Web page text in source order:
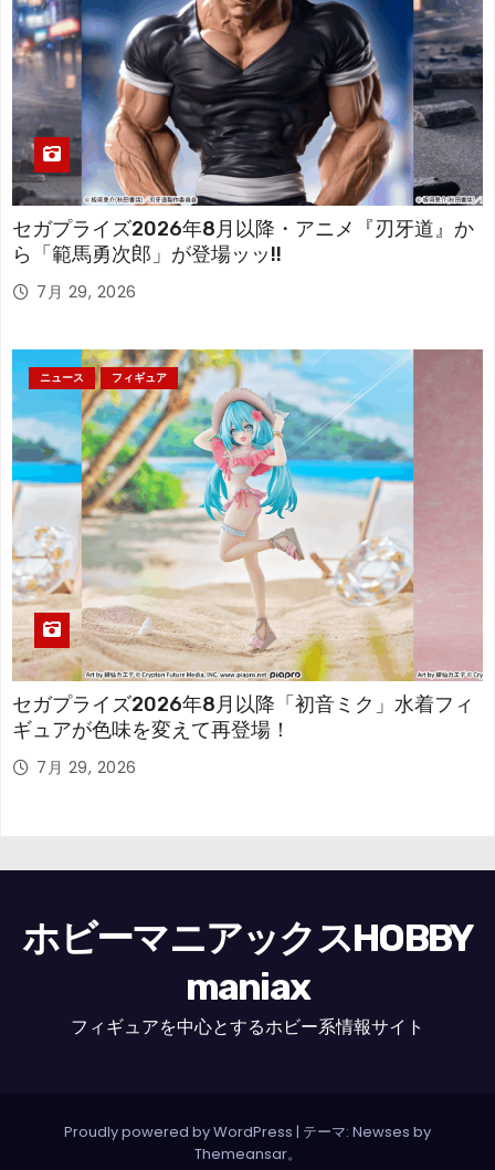
セガプライズ2026年8月以降・アニメ『刃牙道』か
ら「範馬勇次郎」が登場ッッ!!
7月 29, 2026
ニュース フィギュア
セガプライズ2026年8月以降「初音ミク」水着フィ
ギュアが色味を変えて再登場！
7月 29, 2026
ホビーマニアックスHOBBY
maniax
フィギュアを中心とするホビー系情報サイト
Proudly powered by WordPress | テーマ: Newses by
Themeansar。